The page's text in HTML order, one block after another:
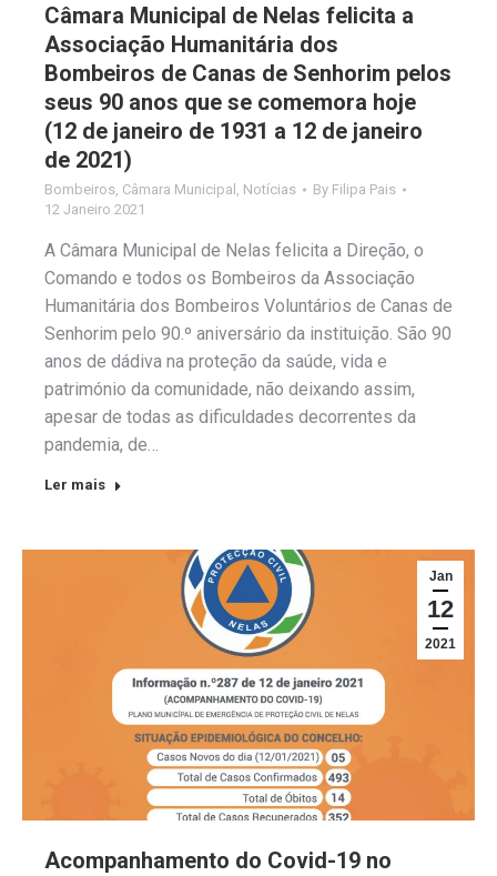
Câmara Municipal de Nelas felicita a
Associação Humanitária dos
Bombeiros de Canas de Senhorim pelos
seus 90 anos que se comemora hoje
(12 de janeiro de 1931 a 12 de janeiro
de 2021)
Bombeiros Câmara Municipal Notícias By Filipa Pais
12 Janeiro 2021
A Câmara Municipal de Nelas felicita a Direção, o
Comando e todos os Bombeiros da Associação
Humanitária dos Bombeiros Voluntários de Canas de
Senhorim pelo 90.º aniversário da instituição. São 90
anos de dádiva na proteção da saúde, vida e
património da comunidade, não deixando assim,
apesar de todas as dificuldades decorrentes da
pandemia, de…
Ler mais
Jan
12
2021
Acompanhamento do Covid-19 no